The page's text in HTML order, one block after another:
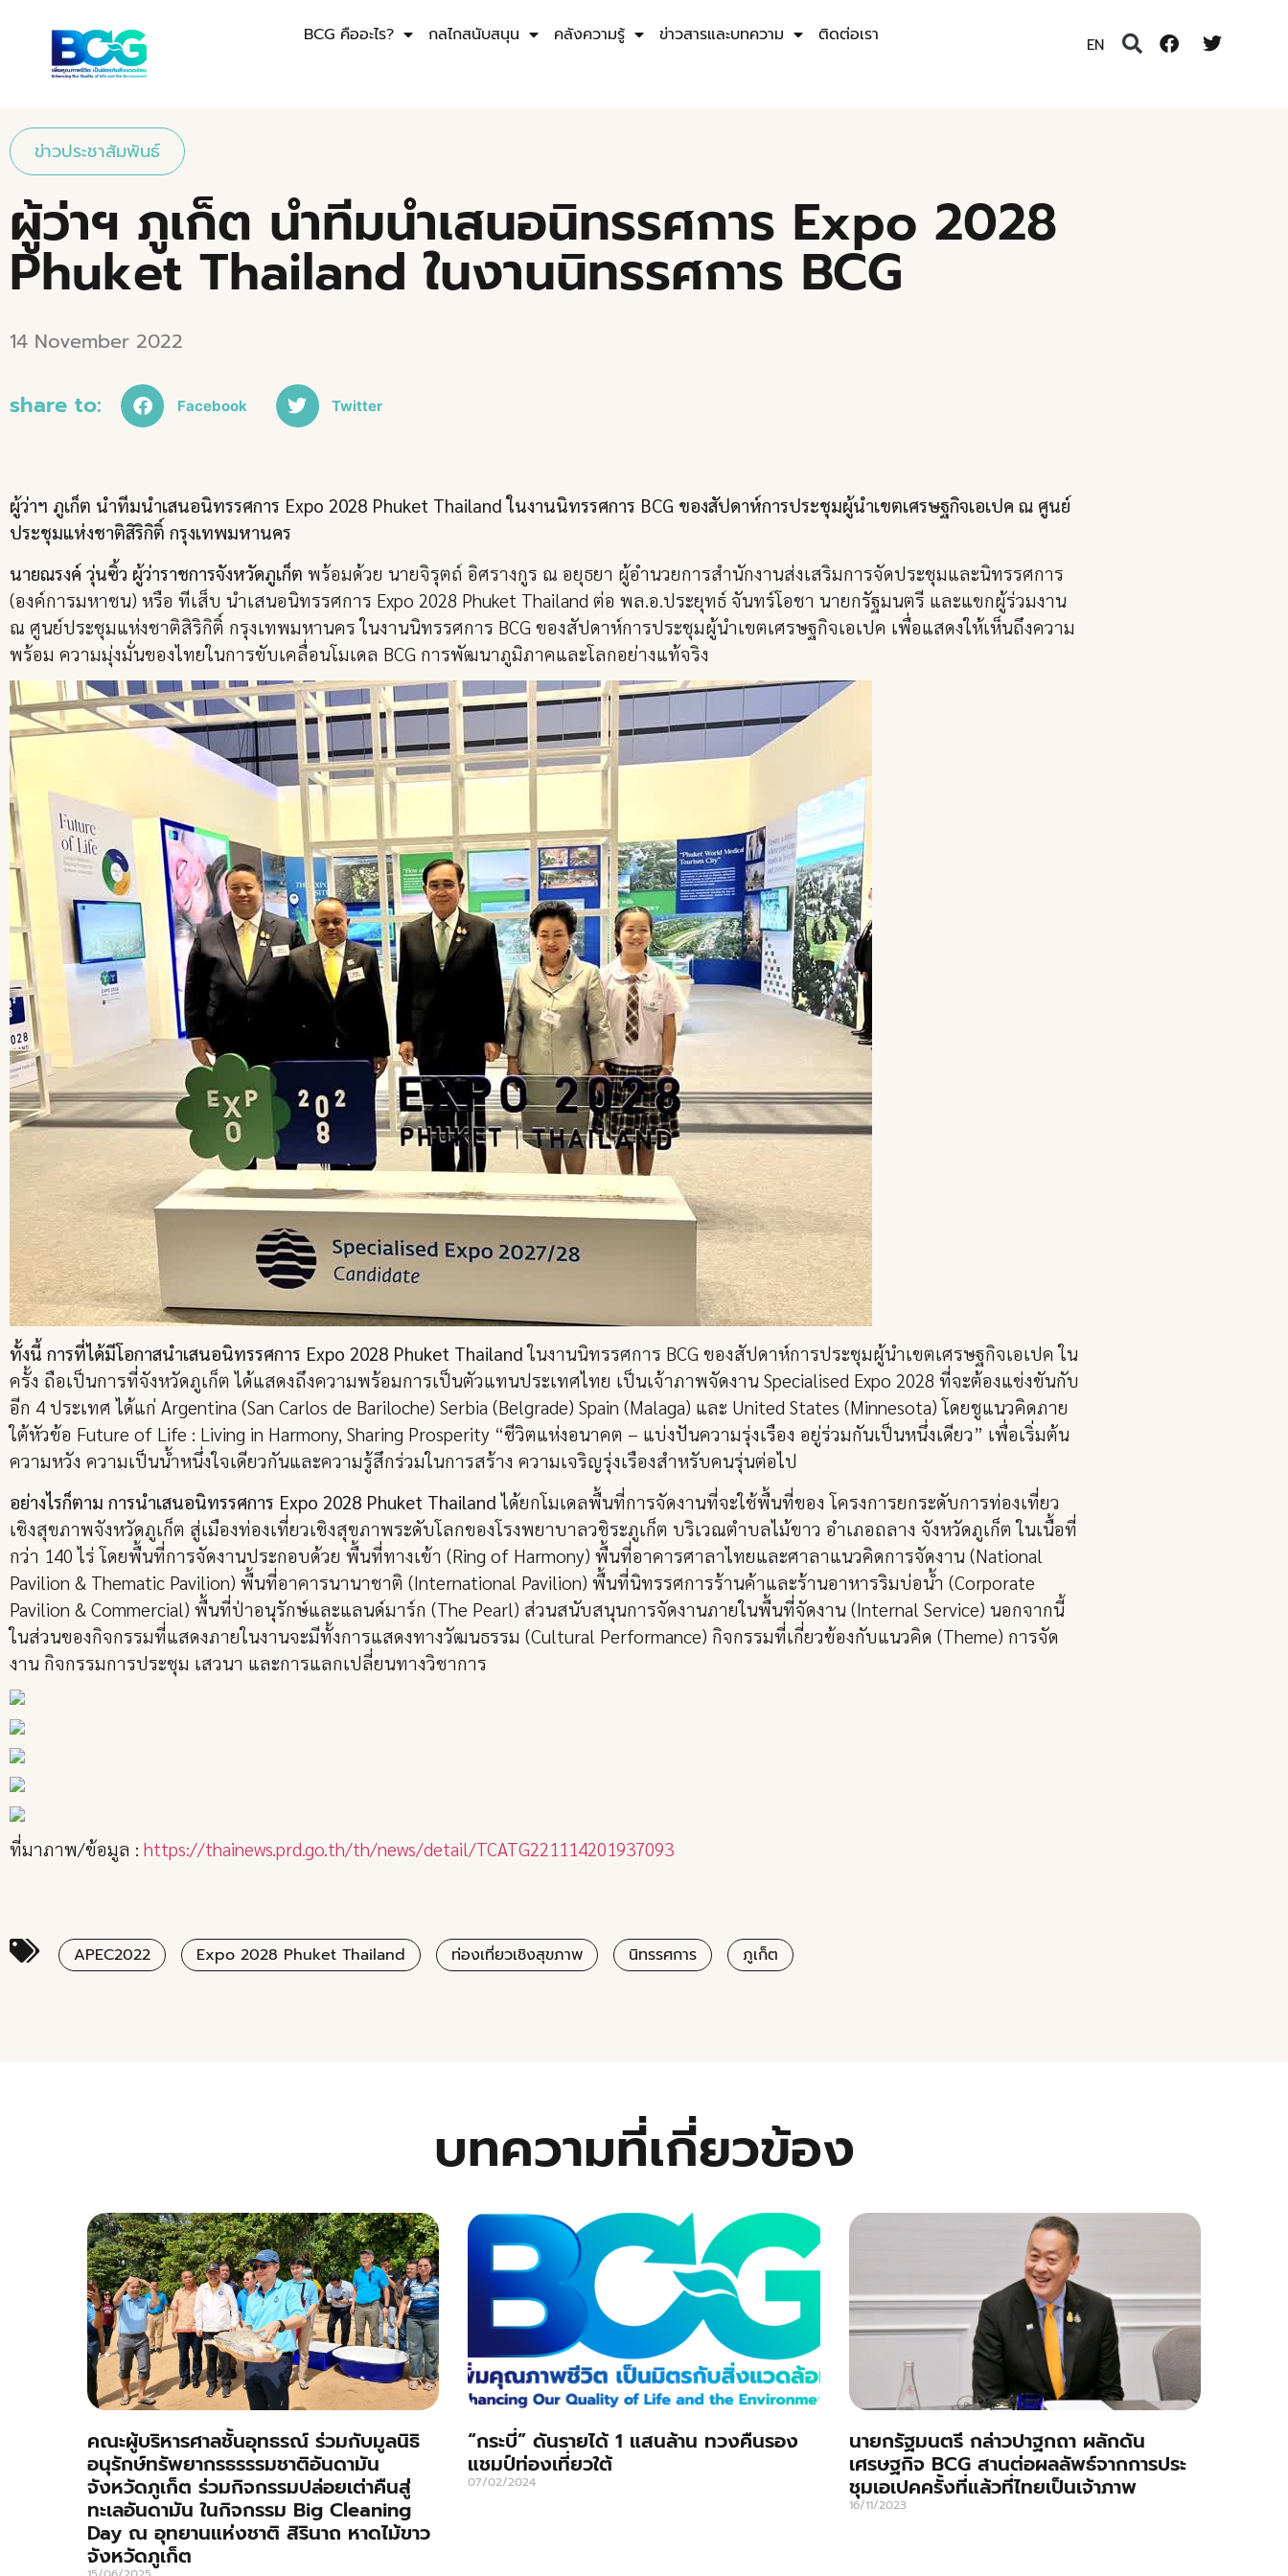
BCG คืออะไร? กลไกสนับสนุน คลังความรู้ ข่าวสารและบทความ ติดต่อเรา EN
ข่าวประชาสัมพันธ์
ผู้ว่าฯ ภูเก็ต นำทีมนำเสนอนิทรรศการ Expo 2028
Phuket Thailand ในงานนิทรรศการ BCG
14 November 2022
share to: Facebook Twitter
ผู้ว่าฯ ภูเก็ต นำทีมนำเสนอนิทรรศการ Expo 2028 Phuket Thailand ในงานนิทรรศการ BCG ของสัปดาห์การประชุมผู้นำเขตเศรษฐกิจเอเปค ณ ศูนย์
ประชุมแห่งชาติสิริกิติ์ กรุงเทพมหานคร
นายณรงค์ วุ่นซิ้ว ผู้ว่าราชการจังหวัดภูเก็ต พร้อมด้วย นายจิรุตถ์ อิศรางกูร ณ อยุธยา ผู้อำนวยการสำนักงานส่งเสริมการจัดประชุมและนิทรรศการ
(องค์การมหาชน) หรือ ทีเส็บ นำเสนอนิทรรศการ Expo 2028 Phuket Thailand ต่อ พล.อ.ประยุทธ์ จันทร์โอชา นายกรัฐมนตรี และแขกผู้ร่วมงาน
ณ ศูนย์ประชุมแห่งชาติสิริกิติ์ กรุงเทพมหานคร ในงานนิทรรศการ BCG ของสัปดาห์การประชุมผู้นำเขตเศรษฐกิจเอเปค เพื่อแสดงให้เห็นถึงความ
พร้อม ความมุ่งมั่นของไทยในการขับเคลื่อนโมเดล BCG การพัฒนาภูมิภาคและโลกอย่างแท้จริง
ทั้งนี้ การที่ได้มีโอกาสนำเสนอนิทรรศการ Expo 2028 Phuket Thailandในงานนิทรรศการ BCG ของสัปดาห์การประชุมผู้นำเขตเศรษฐกิจเอเปค ใน
ครั้ง ถือเป็นการที่จังหวัดภูเก็ต ได้แสดงถึงความพร้อมการเป็นตัวแทนประเทศไทย เป็นเจ้าภาพจัดงาน Specialised Expo 2028 ที่จะต้องแข่งขันกับ
อีก 4 ประเทศ ได้แก่ Argentina (San Carlos de Bariloche) Serbia (Belgrade) Spain (Malaga) และ United States (Minnesota) โดยชูแนวคิดภาย
ใต้หัวข้อ Future of Life : Living in Harmony, Sharing Prosperity “ชีวิตแห่งอนาคต – แบ่งปันความรุ่งเรือง อยู่ร่วมกันเป็นหนึ่งเดียว” เพื่อเริ่มต้น
ความหวัง ความเป็นน้ำหนึ่งใจเดียวกันและความรู้สึกร่วมในการสร้าง ความเจริญรุ่งเรืองสำหรับคนรุ่นต่อไป
อย่างไรก็ตาม การนำเสนอนิทรรศการ Expo 2028 Phuket Thailand ได้ยกโมเดลพื้นที่การจัดงานที่จะใช้พื้นที่ของ โครงการยกระดับการท่องเที่ยว
เชิงสุขภาพจังหวัดภูเก็ต สู่เมืองท่องเที่ยวเชิงสุขภาพระดับโลกของโรงพยาบาลวชิระภูเก็ต บริเวณตำบลไม้ขาว อำเภอถลาง จังหวัดภูเก็ต ในเนื้อที่
กว่า 140 ไร่ โดยพื้นที่การจัดงานประกอบด้วย พื้นที่ทางเข้า (Ring of Harmony) พื้นที่อาคารศาลาไทยและศาลาแนวคิดการจัดงาน (National
Pavilion & Thematic Pavilion) พื้นที่อาคารนานาชาติ (International Pavilion) พื้นที่นิทรรศการร้านค้าและร้านอาหารริมบ่อน้ำ (Corporate
Pavilion & Commercial) พื้นที่ป่าอนุรักษ์และแลนด์มาร์ก (The Pearl) ส่วนสนับสนุนการจัดงานภายในพื้นที่จัดงาน (Internal Service) นอกจากนี้
ในส่วนของกิจกรรมที่แสดงภายในงานจะมีทั้งการแสดงทางวัฒนธรรม (Cultural Performance) กิจกรรมที่เกี่ยวข้องกับแนวคิด (Theme) การจัด
งาน กิจกรรมการประชุม เสวนา และการแลกเปลี่ยนทางวิชาการ
ที่มาภาพ/ข้อมูล : https://thainews.prd.go.th/th/news/detail/TCATG221114201937093
APEC2022 Expo 2028 Phuket Thailand ท่องเที่ยวเชิงสุขภาพ นิทรรศการ ภูเก็ต
บทความที่เกี่ยวข้อง
คณะผู้บริหารศาลชั้นอุทธรณ์ ร่วมกับมูลนิธิ
อนุรักษ์ทรัพยากรธรรรมชาติอันดามัน
จังหวัดภูเก็ต ร่วมกิจกรรมปล่อยเต่าคืนสู่
ทะเลอันดามัน ในกิจกรรม Big Cleaning
Day ณ อุทยานแห่งชาติ สิรินาถ หาดไม้ขาว
จังหวัดภูเก็ต
“กระบี่” ดันรายได้ 1 แสนล้าน ทวงคืนรอง
แชมป์ท่องเที่ยวใต้
07/02/2024
นายกรัฐมนตรี กล่าวปาฐกถา ผลักดัน
เศรษฐกิจ BCG สานต่อผลลัพธ์จากการประ
ชุมเอเปคครั้งที่แล้วที่ไทยเป็นเจ้าภาพ
16/11/2023